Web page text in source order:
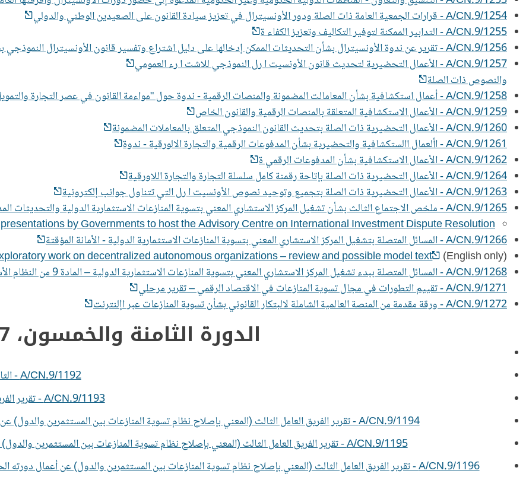
A/CN.9/1254 - قرارات الجمعية العامة ذات الصلة ودور الأونسيترال في تعزيز سيادة القانون على الصعيدين الوطني والدولي
A/CN.9/1255 - التدابير الممكنة لتوفير التكاليف وتعزيز الكفاء ة
A/CN.9/1256 - تقرير عن ندوة الأونسيترال بشأن التحديثات الممكن إدخالها على دليل اشتراع وتفسير قانون الأونسيترال النموذجي بشأن الإعسار عبر الحدود
A/CN.9/1257 - الأعمال التحضيرية لتحديث قانون الأونسيت ا رل النموذجي للاشت ا رء العمومي
والنصوص ذات الصلة
A/CN.9/1258 - أعمال استكشافية بشأن المعامالت المضمونة والمنصات الرقمية - ندوة حول "مواءمة القانون في عصر التجارة والتمويل الرقميين
A/CN.9/1259 - الأعمال الاستكشافية المتعلقة بالمنصات الرقمية والقانون الخاص
A/CN.9/1260 - الأعمال التحضيرية ذات الصلة بتحديث القانون النموذجي المتعلق بالمعاملات المضمونة
A/CN.9/1261 - األعمال االستكشافية والتحضيرية بشأن المدفوعات الرقمية والتجارة الالورقية - ندوة
A/CN.9/1262 - الأعمال الاستكشافية بشأن المدفوعات الرقمي ة
A/CN.9/1264 - الأعمال التحضيرية ذات الصلة بإتاحة رقمنة كامل سلسلة التجارة والتجارة اللاورقية
A/CN.9/1263 - الأعمال التحضيرية ذات الصلة بتجميع وتوحيد نصوص الأونسيت ا رل التي تتناول جوانب إلكترونية
A/CN.9/1265 - ملخص الاجتماع الثالث بشأن تشغيل المركز الاستشاري المعني بتسوية المنازعات الاستثمارية الدولية والتحديثات المدخلة على النظام الأساسي الخاص به
by Governments to host the Advisory Centre on International Investment Dispute Resolution
A/CN.9/1266 - المسائل المتصلة بتشغيل المركز الاستشاري المعني بتسوية المنازعات الاستثمارية الدولية - الأمانة المؤقتة
work on decentralized autonomous organizations – review and possible model text
(English only)
A/CN.9/1268 - المسائل المتصلة ببدء تشغيل المركز الاستشاري المعني بتسوية المنازعات الاستثمارية الدولية – المادة 9 من النظام الأساسي ومشروع مقرر من اللجنة
A/CN.9/1271 - تقييم التطورات في مجال تسوية المنازعات في الاقتصاد الرقمي – تقرير مرحلي
A/CN.9/1272 - ورقة مقدمة من المنصة العالمية الشاملة لالبتكار القانوني بشأن تسوية المنازعات عبر اإلنترنت
الدورة الثامنة والخمسون، 7 – 23 تموز/يوليو 2025، فيينا
A/CN.9/1192 - الثامنة والخمسين وشروحه والجدول الزمنيجدول األعمال المؤقت للدور
A/CN.9/1193 - تقرير الفريق العامل الثاني (المعني بتسوية المنازعات) عن أعمال دورته الثمانين
A/CN.9/1194 - تقرير الفريق العامل الثالث (المعني بإصلاح نظام تسوية المنازعات بين المستثمرين والدول) عن أعمال دورته التاسعة والأربعين (فيينا، 23-27 أيلول/سبتمبر 2024)
A/CN.9/1195 - تقرير الفريق العامل الثالث (المعني بإصلاح نظام تسوية المنازعات بين المستثمرين والدول) عن أعمال دورته الخمسين (فيينا، 20-24 كانون الثاني/يناير 2025)
A/CN.9/1196 - تقرير الفريق العامل الثالث (المعني بإصلاح نظام تسوية المنازعات بين المستثمرين والدول) عن أعمال دورته الحادية والخمسين، الجزء الأول (نيويورك، 17-19 شباط/فبراير 2025)